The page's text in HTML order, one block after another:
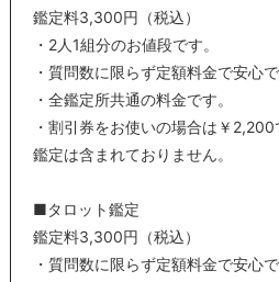
鑑定料3,300円（税込）
・2人1組分のお値段です。
・質問数に限らず定額料金で安心で
・全鑑定所共通の料金です。
・割引券をお使いの場合は￥
鑑定は含まれておりません。
■タロット鑑定
鑑定料3,300円（税込）
・質問数に限らず定額料金で安心で